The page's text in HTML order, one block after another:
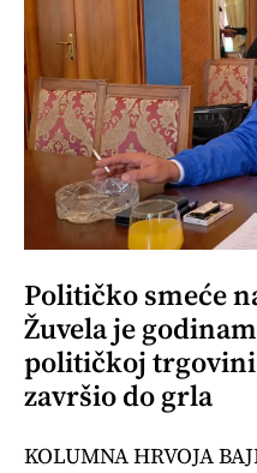
Političko smeće
Žuvela je
političkoj
završio do grla
KOLUMNA HRVOJA